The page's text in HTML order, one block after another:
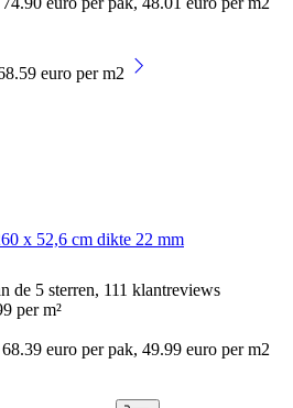
euro per m2
x 52,6 cm dikte 22 mm
de 5 sterren, 111 klantreviews
per m²
euro per pak, 49.99 euro per m2